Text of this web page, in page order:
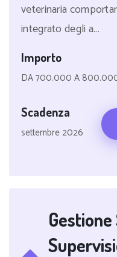
veterinaria
integrato degli a...
Importo
DA 700.000 A
Scadenza
settembre 2026